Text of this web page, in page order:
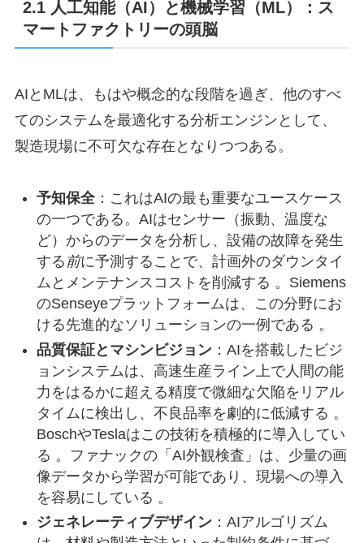
2.1 人工知能（AI）と機械学習（ML）：ス
マートファクトリーの頭脳
AIとMLは、もはや概念的な段階を過ぎ、他のすべ
てのシステムを最適化する分析エンジンとして、
製造現場に不可欠な存在となりつつある。
予知保全：これはAIの最も重要なユースケース
の一つである。AIはセンサー（振動、温度な
ど）からのデータを分析し、設備の故障を発生
する 前に予測することで、計画外のダウンタイ
ムとメンテナンスコストを削減する 。Siemens
のSenseyeプラットフォームは、この分野にお
ける先進的なソリューションの一例である 。
品質保証とマシンビジョン：AIを搭載したビジ
ョンシステムは、高速生産ライン上で人間の能
力をはるかに超える精度で微細な欠陥をリアル
タイムに検出し、不良品率を劇的に低減する 。
BoschやTeslaはこの技術を積極的に導入してい
る 。ファナックの「AI外観検査」は、少量の画
像データから学習が可能であり、現場への導入
を容易にしている 。
ジェネレーティブデザイン：AIアルゴリズム